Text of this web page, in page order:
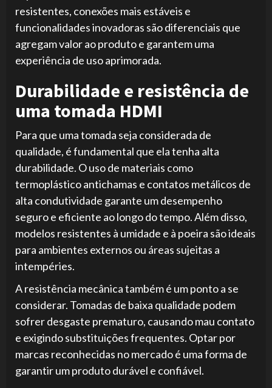
resistentes, conexões mais estáveis e
funcionalidades inovadoras são diferenciais que
agregam valor ao produto e garantem uma
experiência de uso aprimorada.
Durabilidade e resistência de
uma tomada HDMI
Para que uma tomada seja considerada de
qualidade, é fundamental que ela tenha alta
durabilidade. O uso de materiais como
termoplástico antichamas e contatos metálicos de
alta condutividade garante um desempenho
seguro e eficiente ao longo do tempo. Além disso,
modelos resistentes à umidade e à poeira são ideais
para ambientes externos ou áreas sujeitas a
intempéries.
A resistência mecânica também é um ponto a se
considerar. Tomadas de baixa qualidade podem
sofrer desgaste prematuro, causando mau contato
e exigindo substituições frequentes. Optar por
marcas reconhecidas no mercado é uma forma de
garantir um produto durável e confiável.